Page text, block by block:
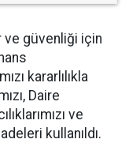
ve güvenliği için
kararlılıkla
Daire
ve
kullanıldı.